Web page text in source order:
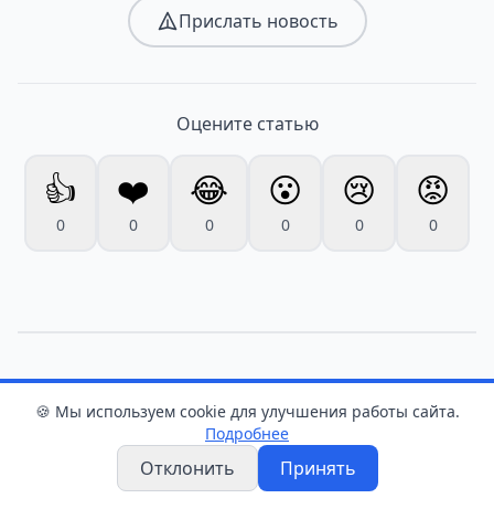
Прислать новость
Оцените статью
👍
0
❤️
0
😂
0
😮
0
😢
0
😡
0
Слоним
Слонимские любители
бани на несколько дней
🍪 Мы используем cookie для улучшения работы сайта.
Подробнее
Отклонить Принять